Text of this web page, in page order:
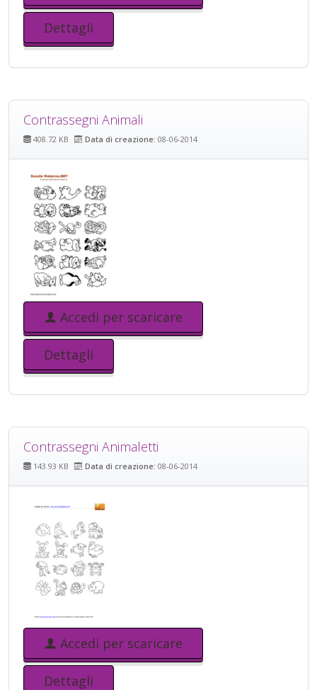
Dettagli
Contrassegni Animali
408.72 KB Data di creazione: 08-06-2014
Accedi per scaricare
Dettagli
Contrassegni Animaletti
143.93 KB Data di creazione: 08-06-2014
Accedi per scaricare
Dettagli